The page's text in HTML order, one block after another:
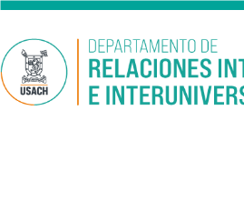
Pasar al contenido principal